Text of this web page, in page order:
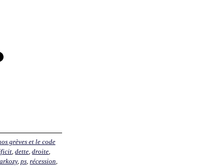
grèves et le code
,dette ,droite
, ps, récession